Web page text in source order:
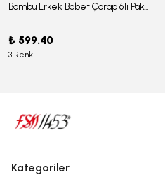
Bambu Erkek Babet Çorap 6'lı Paket - J-03
₺ 599.40
3 Renk
Kategoriler